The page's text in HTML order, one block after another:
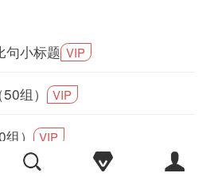
句小标题 VIP
组） VIP
） VIP